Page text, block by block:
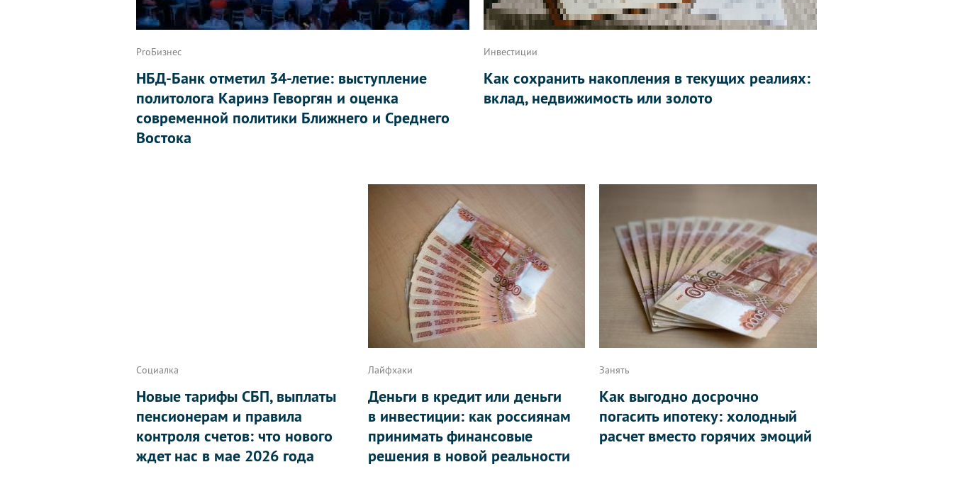
ProБизнес
НБД-Банк отметил 34-летие: выступление
политолога Каринэ Геворгян и оценка
современной политики Ближнего и Среднего
Востока
Инвестиции
Как сохранить накопления в текущих реалиях:
вклад, недвижимость или золото
Социалка
Новые тарифы СБП, выплаты
пенсионерам и правила
контроля счетов: что нового
ждет нас в мае 2026 года
Лайфхаки
Деньги в кредит или деньги
в инвестиции: как россиянам
принимать финансовые
решения в новой реальности
Занять
Как выгодно досрочно
погасить ипотеку: холодный
расчет вместо горячих эмоций